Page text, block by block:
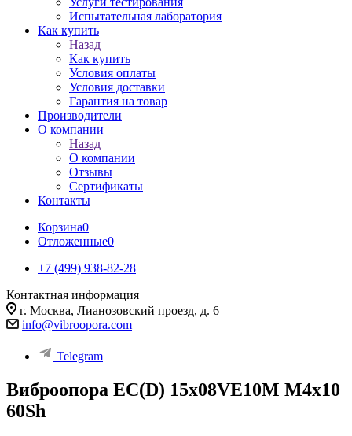
Испытательная лаборатория
Как купить
Назад
Как купить
Условия оплаты
Условия доставки
Гарантия на товар
Производители
О компании
Назад
О компании
Отзывы
Сертификаты
Контакты
Корзина0
Отложенные0
+7 (499) 938-82-28
Контактная информация
г. Москва, Лианозовский проезд, д. 6
info@vibroopora.com
Telegram
Виброопора EC(D) 15x08VE10M M4x10
60Sh